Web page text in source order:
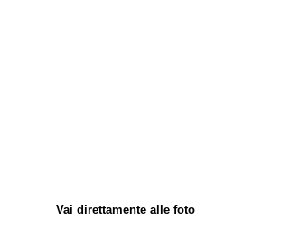
Vai direttamente alle foto